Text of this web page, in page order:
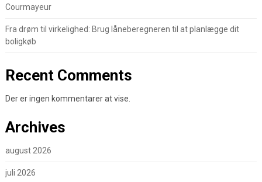
Courmayeur
Fra drøm til virkelighed: Brug låneberegneren til at planlægge dit
boligkøb
Recent Comments
Der er ingen kommentarer at vise.
Archives
august 2026
juli 2026